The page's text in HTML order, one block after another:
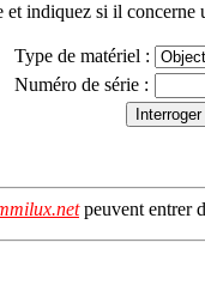
et indiquez si il
Type de matériel :
Numéro de série :
peuvent entrer